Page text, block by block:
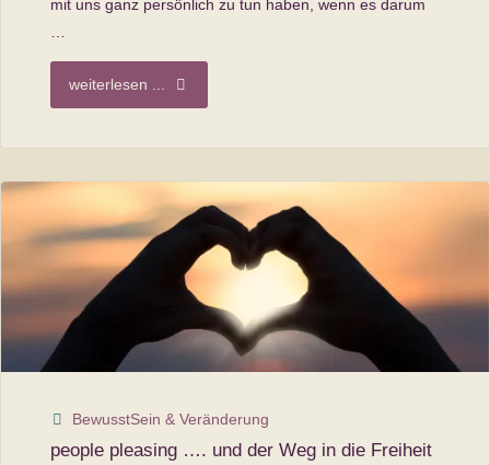
mit uns ganz persönlich zu tun haben, wenn es darum
weiterlesen ... "Die
mit
der
Schwäche"
BewusstSein & Veränderung
people pleasing …. und der Weg in die Freiheit